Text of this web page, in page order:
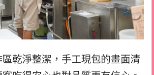
乾淨整潔，手工現包的畫面清